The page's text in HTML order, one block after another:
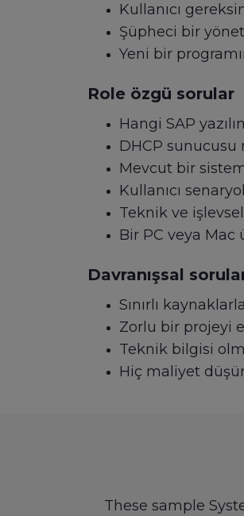
Kullanıcı
Şüpheci bir
Yeni bir
Role özgü sorular
Hangi SAP
DHCP sunucusu
Mevcut bir
Kullanıcı
Teknik ve
Bir PC veya Mac
Davranışsal
Sınırlı
Zorlu bir projeyi
Teknik bilgisi
Hiç maliyet
These sample